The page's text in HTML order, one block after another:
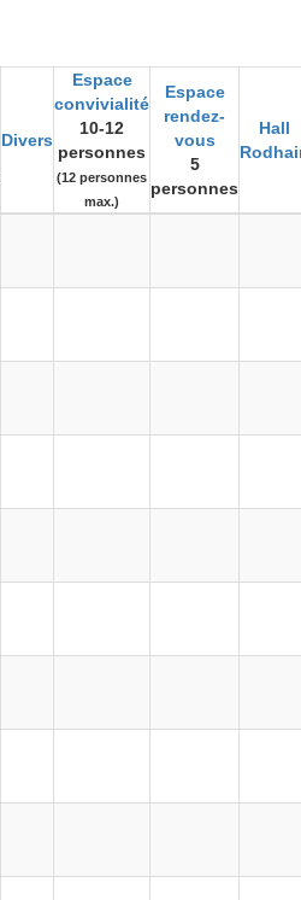
Divers
Espace
convivialité
10-12
personnes
(12 personnes
max.)
Espace
rendez-
vous
5
personnes
Hall